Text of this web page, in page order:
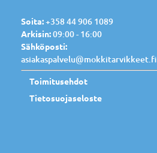
Soita:+358 44 906 1089
Arkisin:09:00 - 16:00
Sähköposti:
asiakaspalvelu@mokkitarvikkeet.fi
Toimitusehdot
Tietosuojaseloste